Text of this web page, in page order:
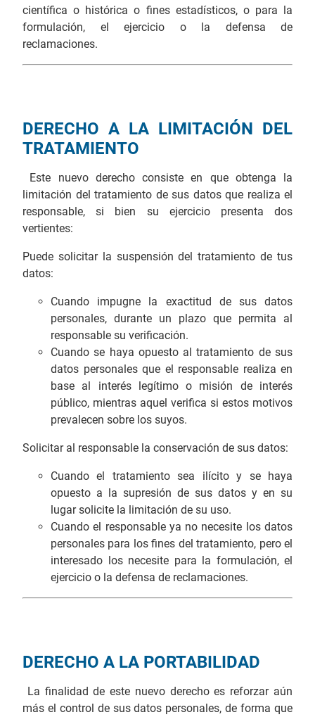
científica o histórica o fines estadísticos, o para la
formulación, el ejercicio o la defensa de
reclamaciones.
DERECHO A LA LIMITACIÓN DEL
TRATAMIENTO
Este nuevo derecho consiste en que obtenga la
limitación del tratamiento de sus datos que realiza el
responsable, si bien su ejercicio presenta dos
vertientes:
Puede solicitar la suspensión del tratamiento de tus
datos:
Cuando impugne la exactitud de sus datos
personales, durante un plazo que permita al
responsable su verificación.
Cuando se haya opuesto al tratamiento de sus
datos personales que el responsable realiza en
base al interés legítimo o misión de interés
público, mientras aquel verifica si estos motivos
prevalecen sobre los suyos.
Solicitar al responsable la conservación de sus datos:
Cuando el tratamiento sea ilícito y se haya
opuesto a la supresión de sus datos y en su
lugar solicite la limitación de su uso.
Cuando el responsable ya no necesite los datos
personales para los fines del tratamiento, pero el
interesado los necesite para la formulación, el
ejercicio o la defensa de reclamaciones.
DERECHO A LA PORTABILIDAD
La finalidad de este nuevo derecho es reforzar aún
más el control de sus datos personales, de forma que